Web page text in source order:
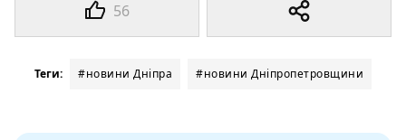
56
Теги: #новини Дніпра #новини Дніпропетровщини